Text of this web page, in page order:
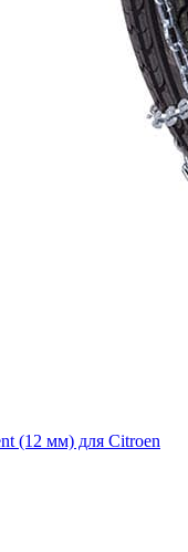
(12 мм) для Citroen